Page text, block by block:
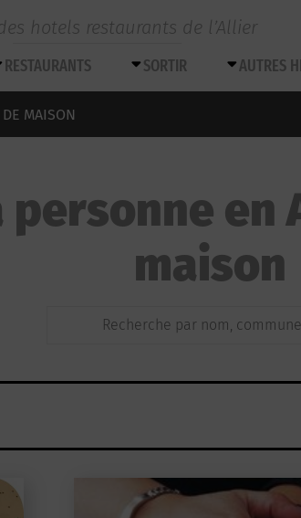
hotels restaurants de l’Allier
RESTAURANTS SORTIR AUTRES
MAISON
personne en
maison